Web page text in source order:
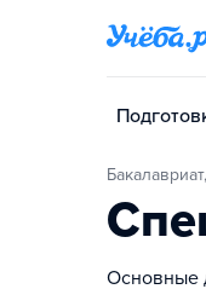
Основные